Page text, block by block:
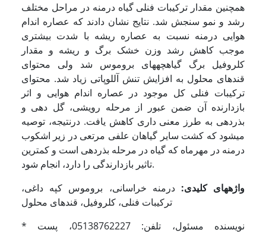
هم­چنین مقدار ترکیبات فنلی گیاه درمنه در مراحل مختلف
رشد و نمو سنجش شد. نتایج نشان دادند که عصاره اندام
هوایی درمنه نسبت به عصاره ریشه با شدت بیشتری
موجب کاهش رشد وزن خشک برگ و ریشه و مقدار
کلروفیل برگ گیاهچه­های بروموس شد ولی محتوای
قندهای محلول به افزایش تنش آللوپاتی زیاد شد. محتوای
ترکیبات فنلی کل موجود در عصاره اندام هوایی و اثر
بازدارنده آن ضمن عبور از مرحله رویشی، گل دهی و
بذردهی به طرز معنی داری کاهش یافت. درنتیجه، توصیه
می­شود که کشت سایر گیاهان علفی مرتعی در زیر اشکوب
درمنه در مهرماه که گیاه در مرحله بذردهی است و کم­ترین
تاثیر بازدارندگی را دارد، انجام شود.
واژه­های کلیدی:درمنه خراسانی، بروموس کپه داغی،
ترکیبات فنلی، کلروفیل، قندهای محلول
* نویسنده مسئول، تلفن: 05138762227، پست